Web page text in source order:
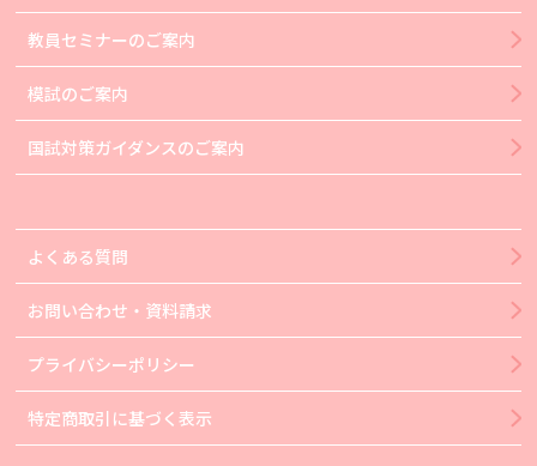
教員セミナーのご案内
模試のご案内
国試対策ガイダンスのご案内
よくある質問
お問い合わせ・資料請求
プライバシーポリシー
特定商取引に基づく表示